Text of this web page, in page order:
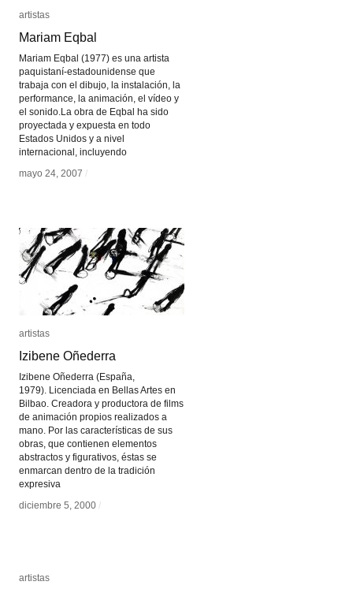
artistas
Mariam Eqbal
Mariam Eqbal (1977) es una artista
paquistaní-estadounidense que
trabaja con el dibujo, la instalación, la
performance, la animación, el vídeo y
el sonido.La obra de Eqbal ha sido
proyectada y expuesta en todo
Estados Unidos y a nivel
internacional, incluyendo
mayo 24, 2007 /
artistas
Mariam Eqbal
mayo 24, 2007 /
artistas
Izibene Oñederra
Izibene Oñederra (España,
1979). Licenciada en Bellas Artes en
Bilbao. Creadora y productora de films
de animación propios realizados a
mano. Por las características de sus
obras, que contienen elementos
abstractos y figurativos, éstas se
enmarcan dentro de la tradición
expresiva
diciembre 5, 2000 /
artistas
Izibene Oñederra
diciembre 5, 2000 /
artistas
artistas